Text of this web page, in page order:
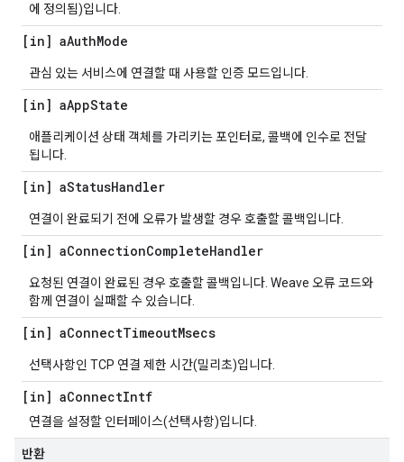
에 정의됨)입니다.
[in] aAuthMode
관심 있는 서비스에 연결할 때 사용할 인증 모드입니다.
[in] aAppState
애플리케이션 상태 객체를 가리키는 포인터로, 콜백에 인수로 전달
됩니다.
[in] aStatusHandler
연결이 완료되기 전에 오류가 발생할 경우 호출할 콜백입니다.
[in] aConnectionCompleteHandler
요청된 연결이 완료된 경우 호출할 콜백입니다. Weave 오류 코드와
함께 연결이 실패할 수 있습니다.
[in] aConnectTimeoutMsecs
선택사항인 TCP 연결 제한 시간(밀리초)입니다.
[in] aConnectIntf
연결을 설정할 인터페이스(선택사항)입니다.
반환